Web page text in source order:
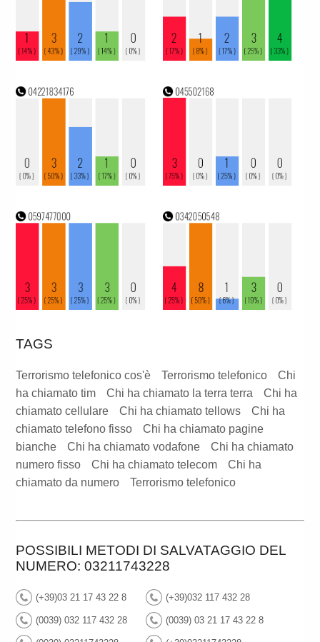
TAGS
Terrorismo telefonico cos'è Terrorismo telefonico
Chi
ha chiamato tim
Chi ha chiamato la terra terra
Chi ha
chiamato cellulare
Chi ha chiamato tellows
Chi ha
chiamato telefono fisso
Chi ha chiamato pagine
bianche
Chi ha chiamato vodafone
Chi ha chiamato
numero fisso
Chi ha chiamato telecom
Chi ha
chiamato da numero
Terrorismo telefonico
POSSIBILI METODI DI SALVATAGGIO DEL
NUMERO: 03211743228
(+39)03 21 17 43 22 8 (+39)032 117 432 28
(0039) 032 117 432 28 (0039) 03 21 17 43 22 8